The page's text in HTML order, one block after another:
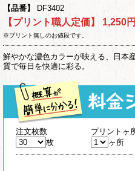
【品番】 DF3402
【プリント職人定価】 1,250円
※プリント無しのお値段です。
鮮やかな濃色カラーが映える、日本
質で毎日を快適に彩る。
注文枚数
プリントヶ
枚
ヶ所